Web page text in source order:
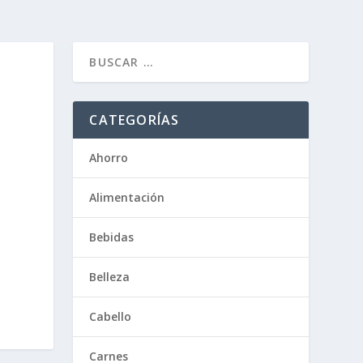
CATEGORÍAS
Ahorro
Alimentación
Bebidas
Belleza
Cabello
Carnes